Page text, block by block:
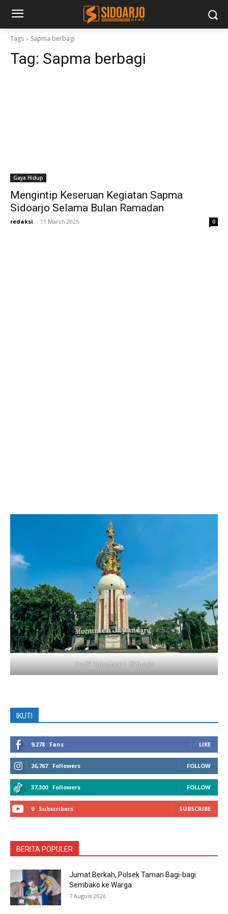
Tags Sapma berbagi
Tag: Sapma berbagi
Gaya Hidup
Mengintip Keseruan Kegiatan Sapma
Sidoarjo Selama Bulan Ramadan
redaksi - 11 March 2025 0
Profil Kabupaten Sidoarjo
IKUTI
9,278 Fans LIKE
26,767 Followers FOLLOW
37,300 Followers FOLLOW
0 Subscribers SUBSCRIBE
BERITA POPULER
Jumat Berkah, Polsek Taman Bagi-bagi
Sembako ke Warga
7 August 2026